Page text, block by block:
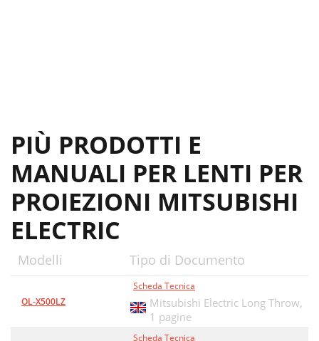
PIÙ PRODOTTI E
MANUALI PER LENTI PER
PROIEZIONI MITSUBISHI
ELECTRIC
Modelli Tipo di Documento
OL-X500LZ
Scheda Tecnica
Mitsubishi Electric Long Throw,
1 pagine
Scheda Tecnica